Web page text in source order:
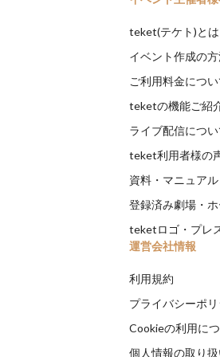
teket(テケト)とは
イベント作成の
ご利用料金につ
teketの機能ご紹
ライブ配信につい
teket利用者様の
資料・マニュアル
登録済み劇場・
teketロゴ・プレ
運営会社情報
利用規約
プライバシーポ
Cookieの利用に
個人情報の取り